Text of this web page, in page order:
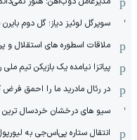
سوپرگل لوئیز دیاز؛ گل دوم
ملاقات اسطوره های استقلال و
پیاتزا نیامده یک بازیکن تیم
در رئال مادرید ما را احمق فرض
سیو های درخشان خردسال ترین
انتقال ستاره پی‌اس‌جی به